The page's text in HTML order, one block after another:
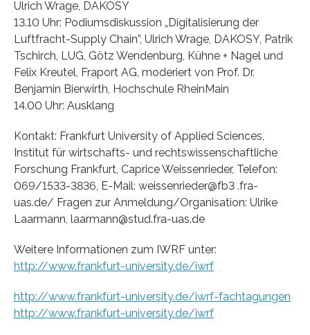
Ulrich Wrage, DAKOSY
13.10 Uhr: Podiumsdiskussion „Digitalisierung der
Luftfracht-Supply Chain”, Ulrich Wrage, DAKOSY, Patrik
Tschirch, LUG, Götz Wendenburg, Kühne + Nagel und
Felix Kreutel, Fraport AG, moderiert von Prof. Dr.
Benjamin Bierwirth, Hochschule RheinMain
14.00 Uhr: Ausklang
Kontakt: Frankfurt University of Applied Sciences,
Institut für wirtschafts- und rechtswissenschaftliche
Forschung Frankfurt, Caprice Weissenrieder, Telefon:
069/1533-3836, E-Mail: weissenrieder@fb3 .fra-
uas.de/ Fragen zur Anmeldung/Organisation: Ulrike
Laarmann, laarmann@stud.fra-uas.de
Weitere Informationen zum IWRF unter:
http://www.frankfurt-university.de/iwrf
http://www.frankfurt-university.de/iwrf-fachtagungen
http://www.frankfurt-university.de/iwrf